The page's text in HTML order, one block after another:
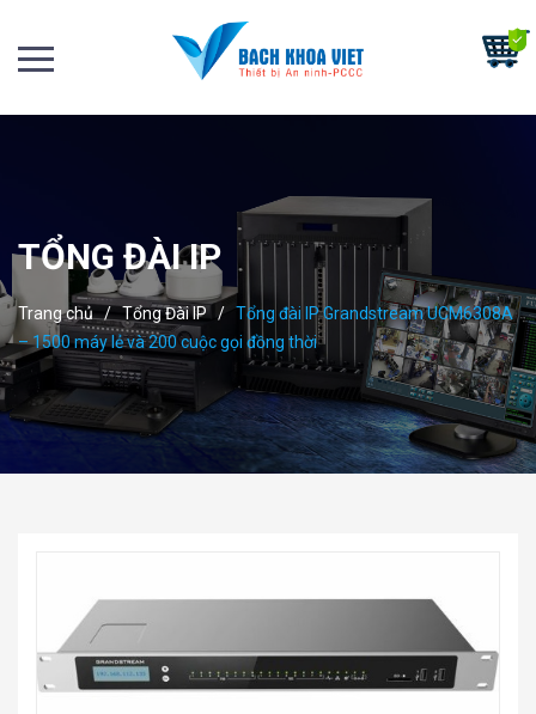
TỔNG ĐÀI IP
Trang chủ / Tổng Đài IP / Tổng đài IP Grandstream UCM6308A
– 1500 máy lẻ và 200 cuộc gọi đồng thời